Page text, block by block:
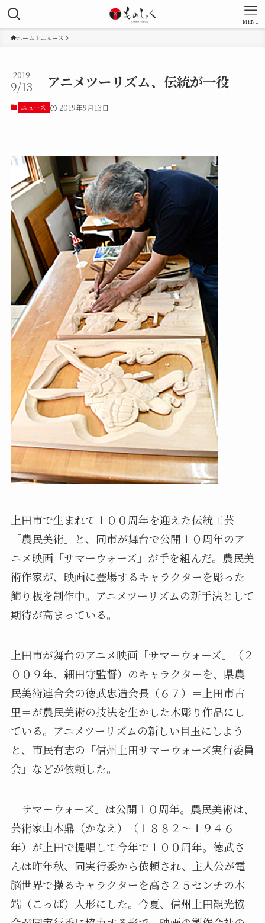
MENU
ホーム ニュース
アニメツーリズム、伝統が一役
2019
9/13
ニュース 2019年9月13日
上田市で生まれて１００周年を迎えた伝統工芸
「農民美術」と、同市が舞台で公開１０周年のア
ニメ映画「サマーウォーズ」が手を組んだ。農民美
術作家が、映画に登場するキャラクターを彫った
飾り板を制作中。アニメツーリズムの新手法として
期待が高まっている。
上田市が舞台のアニメ映画「サマーウォーズ」（２
００９年、細田守監督）のキャラクターを、県農
民美術連合会の徳武忠造会長（６７）＝上田市古
里＝が農民美術の技法を生かした木彫り作品にし
ている。アニメツーリズムの新しい目玉にしよう
と、市民有志の「信州上田サマーウォーズ実行委員
会」などが依頼した。
「サマーウォーズ」は公開１０周年。農民美術は、
芸術家山本鼎（かなえ）（１８８２〜１９４６
年）が上田で提唱して今年で１００周年。徳武さ
んは昨年秋、同実行委から依頼され、主人公が電
脳世界で操るキャラクターを高さ２５センチの木
端（こっぱ）人形にした。今夏、信州上田観光協